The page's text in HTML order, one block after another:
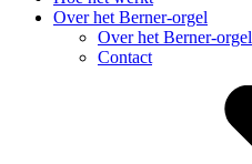
Over het Berner-orgel
Over het Berner-orgel
Contact